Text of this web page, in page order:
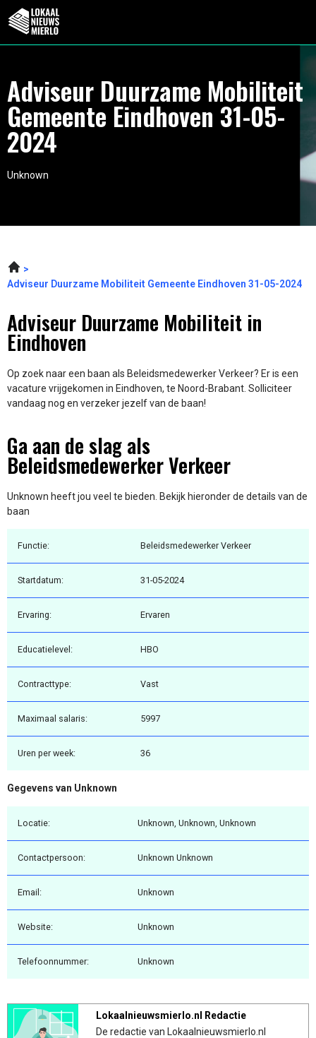
Adviseur Duurzame Mobiliteit
Gemeente Eindhoven 31-05-
2024
Unknown
Adviseur Duurzame Mobiliteit Gemeente Eindhoven 31-05-2024
Adviseur Duurzame Mobiliteit in
Eindhoven
Op zoek naar een baan als Beleidsmedewerker Verkeer? Er is een
vacature vrijgekomen in Eindhoven, te Noord-Brabant. Solliciteer
vandaag nog en verzeker jezelf van de baan!
Ga aan de slag als
Beleidsmedewerker Verkeer
Unknown heeft jou veel te bieden. Bekijk hieronder de details van de
baan
Functie: Beleidsmedewerker Verkeer
Startdatum: 31-05-2024
Ervaring: Ervaren
Educatielevel: HBO
Contracttype: Vast
Maximaal salaris: 5997
Uren per week: 36
Gegevens van Unknown
Locatie: Unknown, Unknown, Unknown
Contactpersoon: Unknown Unknown
Email: Unknown
Website: Unknown
Telefoonnummer: Unknown
Lokaalnieuwsmierlo.nl Redactie
De redactie van Lokaalnieuwsmierlo.nl